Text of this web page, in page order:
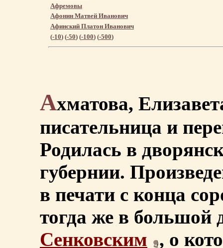
Афремовы
Афонин Матвей Иванович
Афинский Платон Иванович
(-10) (-50) (-100) (-500)
Ахматова,
писательница и
Родилась в
губернии.
в печати с конца
тогда же в большой
Сенковским
, о